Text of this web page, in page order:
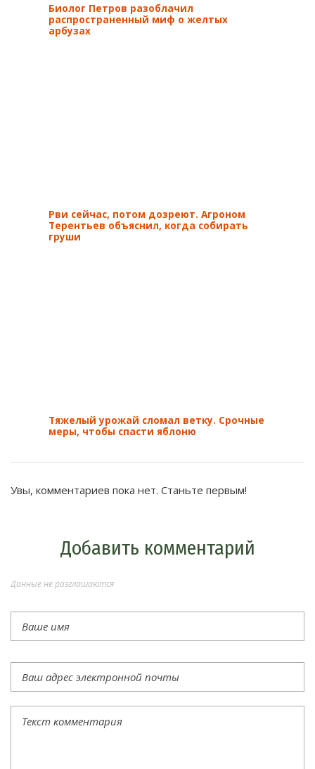
Биолог Петров разоблачил
распространенный миф о желтых
арбузах
Рви сейчас, потом дозреют. Агроном
Терентьев объяснил, когда собирать
груши
Тяжелый урожай сломал ветку. Срочные
меры, чтобы спасти яблоню
Увы, комментариев пока нет. Станьте первым!
Добавить комментарий
Данные не разглашаются